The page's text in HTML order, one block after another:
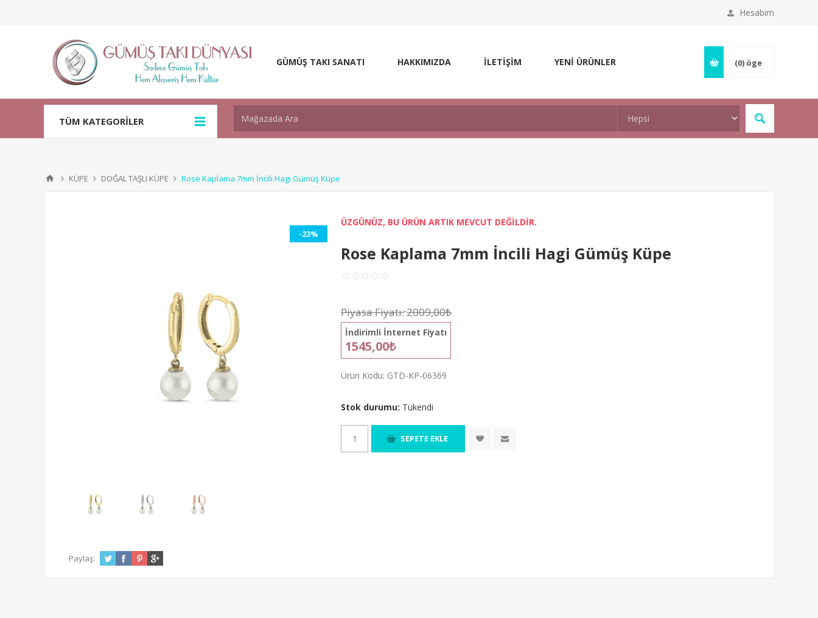
Hesabım
GÜMÜŞ TAKI SANATI HAKKIMIZDA İLETİŞİM YENİ ÜRÜNLER (0) öge
TÜM KATEGORİLER
KÜPE DOĞAL TAŞLI KÜPE Rose Kaplama 7mm İncili Hagi Gümüş Küpe
-23%
ÜZGÜNÜZ, BU ÜRÜN ARTIK MEVCUT DEĞİLDİR.
Rose Kaplama 7mm İncili Hagi Gümüş Küpe
Piyasa Fiyatı:2009,00₺
İndirimli İnternet Fiyatı
1545,00₺
Ürün Kodu: GTD-KP-06369
Stok durumu: Tükendi
Paylaş: